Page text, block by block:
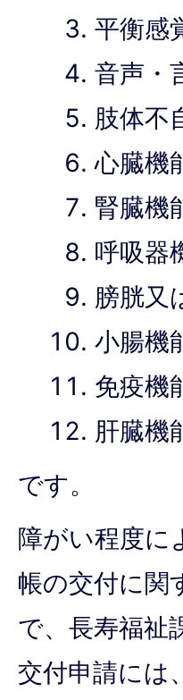
平衡感
音声・
肢体不
心臓機
腎臓機
呼吸器
膀胱又
小腸機
免疫機
肝臓機
です。
障がい程度に
帳の交付に関
で、長寿福祉
交付申請には